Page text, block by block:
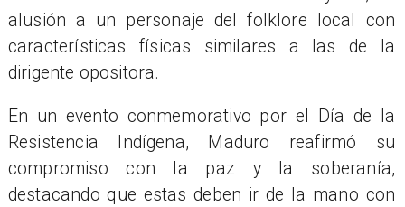
alusión a un personaje del folklore local con
características físicas similares a las de la
dirigente opositora.
En un evento conmemorativo por el Día de la
Resistencia Indígena, Maduro reafirmó su
compromiso con la paz y la soberanía,
destacando que estas deben ir de la mano con